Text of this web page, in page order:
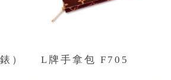
）
L牌手拿包 F705